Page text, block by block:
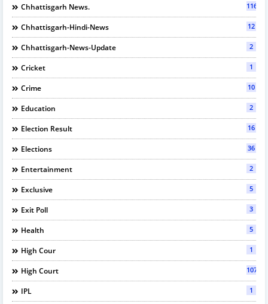
Chhattisgarh News. 116
Chhattisgarh-Hindi-News 12
Chhattisgarh-News-Update 2
Cricket 1
Crime 10
Education 2
Election Result 16
Elections 36
Entertainment 2
Exclusive 5
Exit Poll 3
Health 5
High Cour 1
High Court 107
IPL 1